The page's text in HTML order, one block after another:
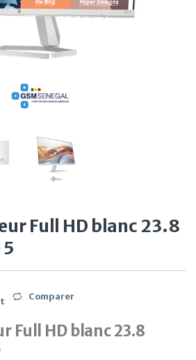
Full HD blanc 23.8
Comparer
Full HD blanc 23.8